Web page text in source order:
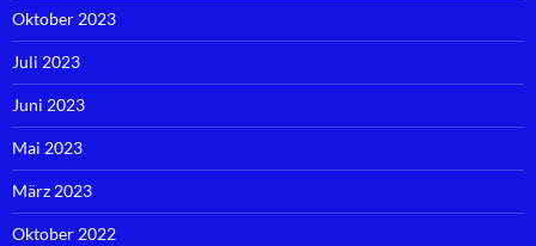
Oktober 2023
Juli 2023
Juni 2023
Mai 2023
März 2023
Oktober 2022